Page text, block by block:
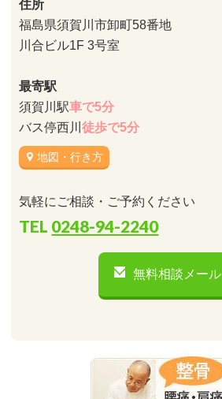
住所
福島県須賀川市卸町58番地
川合ビル1F 3号室
最寄駅
須賀川駅車で5分
バス停西川徒歩で5分
地図・行き方
気軽にご相談・ご予約ください
TEL 0248-94-2240
無料相談メール